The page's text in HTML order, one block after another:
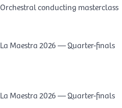
Orchestral conducting masterclass
La Maestra 2026 — Quarter-finals
La Maestra 2026 — Quarter-finals